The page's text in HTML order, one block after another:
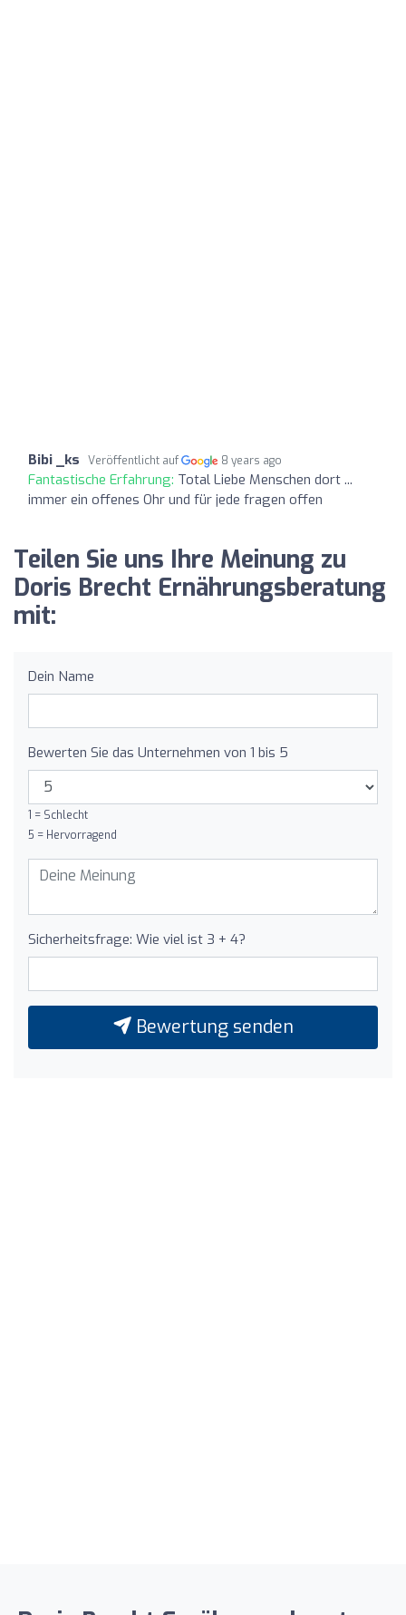
Bibi _ks Veröffentlicht auf 8 years ago
Fantastische Erfahrung: Total Liebe Menschen dort ...
immer ein offenes Ohr und für jede fragen offen
Teilen Sie uns Ihre Meinung zu
Doris Brecht Ernährungsberatung
mit:
Dein Name
Bewerten Sie das Unternehmen von 1 bis 5
1 = Schlecht
5 = Hervorragend
Sicherheitsfrage: Wie viel ist 3 + 4?
Bewertung senden